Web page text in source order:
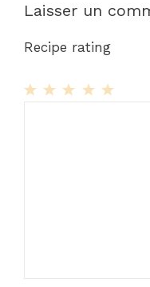
Laisser un
Recipe rating